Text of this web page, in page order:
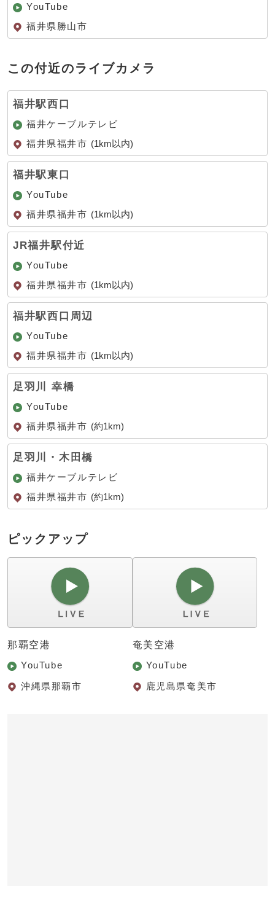
YouTube
福井県勝山市
この付近のライブカメラ
福井駅西口
福井ケーブルテレビ
福井県福井市 (1km以内)
福井駅東口
YouTube
福井県福井市 (1km以内)
JR福井駅付近
YouTube
福井県福井市 (1km以内)
福井駅西口周辺
YouTube
福井県福井市 (1km以内)
足羽川 幸橋
YouTube
福井県福井市 (約1km)
足羽川・木田橋
福井ケーブルテレビ
福井県福井市 (約1km)
ピックアップ
那覇空港
YouTube
沖縄県那覇市
奄美空港
YouTube
鹿児島県奄美市